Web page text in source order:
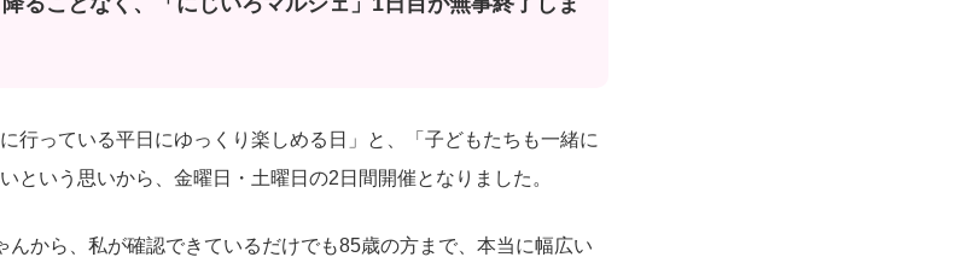
行っている平日にゆっくり楽しめる日」と、「子どもたちも一緒に
という思いから、金曜日・土曜日の2日間開催となりました。
んから、私が確認できているだけでも85歳の方まで、本当に幅広い